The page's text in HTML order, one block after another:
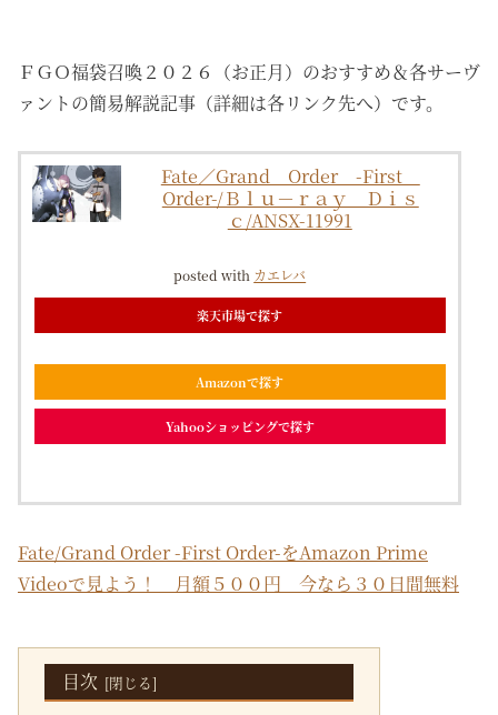
ＦＧＯ福袋召喚２０２６（お正月）のおすすめ＆各サーヴ
ァントの簡易解説記事（詳細は各リンク先へ）です。
Fate／Grand Order -First
Order-/Ｂｌｕ－ｒａｙ Ｄｉｓ
ｃ/ANSX-11991
posted with カエレバ
楽天市場で探す
Amazonで探す
Yahooショッピングで探す
Fate/Grand Order -First Order-をAmazon Prime
Videoで見よう！ 月額５００円 今なら３０日間無料
目次